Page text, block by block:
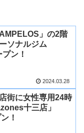
」の2階
ソナルジム
ン！
2024.03.28
街に女性専用24時
十三店」
！